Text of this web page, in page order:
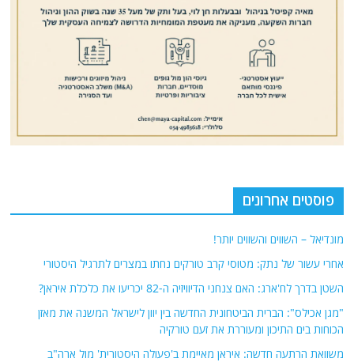
פוסטים אחרונים
מונדיאל – השווים והשווים יותר!
אחרי עשור של נתק: מטוסי קרב טורקים נחתו במצרים לתרגיל היסטורי
השטן בדרך לח'ארג: האם צנחני הדיוויזיה ה-82 יכריעו את כלכלת איראן?
"מגן אכילס": הברית הביטחונית החדשה בין יוון לישראל המשנה את מאזן
הכוחות בים התיכון ומעוררת את זעם טורקיה
משוואת הרתעה חדשה: איראן מאיימת ב'פעולה היסטורית' מול ארה"ב